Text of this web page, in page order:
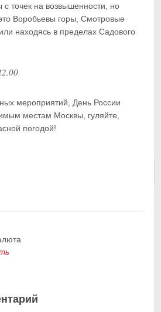
с точек на возвышенности, но
Воробьевы горы, Смотровые
находясь в пределах Садового
мероприятий, День России
местам Москвы, гуляйте,
погодой!